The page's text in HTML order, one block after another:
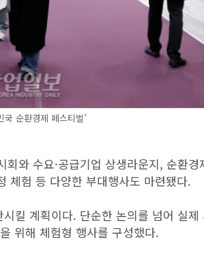
국 순환경제 페스티벌’
와 수요·공급기업 상생라운지, 순환경
체험 등 다양한 부대행사도 마련됐다.
킬 계획이다. 단순한 논의를 넘어 실
위해 체험형 행사를 구성했다.